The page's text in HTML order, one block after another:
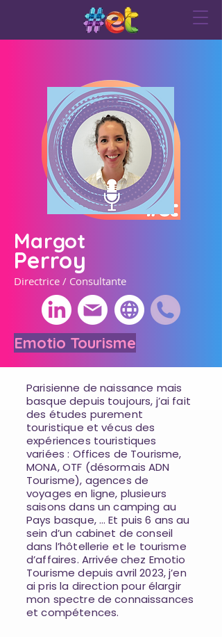
Margot
Perroy
Directrice / Consultante
Emotio Tourisme
Parisienne de naissance mais
basque depuis toujours, j’ai fait
des études purement
touristique et vécus des
expériences touristiques
variées : Offices de Tourisme,
MONA, OTF (désormais ADN
Tourisme), agences de
voyages en ligne, plusieurs
saisons dans un camping au
Pays basque, … Et puis 6 ans au
sein d’un cabinet de conseil
dans l’hôtellerie et le tourisme
d’affaires. Arrivée chez Emotio
Tourisme depuis avril 2023, j’en
ai pris la direction pour élargir
mon spectre de connaissances
et compétences.